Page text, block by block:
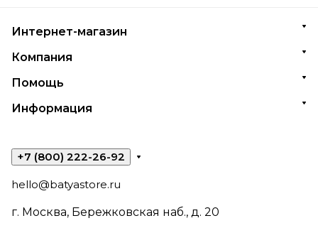
Интернет-магазин
Компания
Помощь
Информация
+7 (800) 222-26-92
hello@batyastore.ru
г. Москва, Бережковская наб., д. 20